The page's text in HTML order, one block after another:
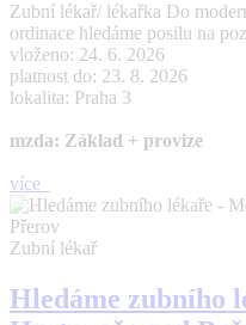
Zubní lékař/ lékařka Do
ordinace hledáme posilu na
vloženo: 24. 6. 2026
platnost do: 23. 8. 2026
lokalita: Praha 3
mzda: Základ + provize
více
Zubní lékař
Hledáme zubního